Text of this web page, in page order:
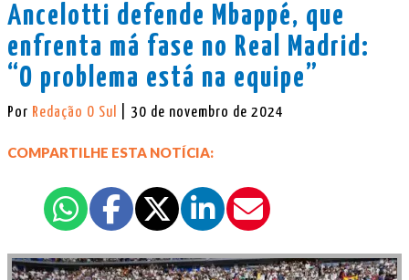
Ancelotti defende Mbappé, que
enfrenta má fase no Real Madrid:
“O problema está na equipe”
Por Redação O Sul | 30 de novembro de 2024
COMPARTILHE ESTA NOTÍCIA: